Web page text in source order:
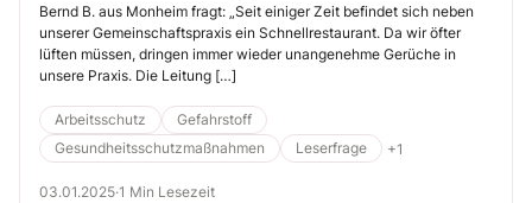
unangenehme Gerüche tun?“
Bernd B. aus Monheim fragt: „Seit einiger Zeit befindet sich neben
unserer Gemeinschaftspraxis ein Schnellrestaurant. Da wir öfter
lüften müssen, dringen immer wieder unangenehme Gerüche in
unsere Praxis. Die Leitung […]
Arbeitsschutz
Gefahrstoff
Gesundheitsschutzmaßnahmen
Leserfrage +1
03.01.2025·1 Min Lesezeit